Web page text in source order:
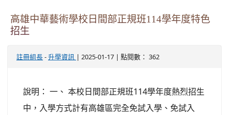
高雄中華藝術學校日間部正規班114學年度特色
招生
註冊組長 - 升學資訊 | 2025-01-17 | 點閱數： 362
說明： 一、 本校日間部正規班114學年度熱烈招生
中，入學方式計有高雄區完全免試入學、免試入